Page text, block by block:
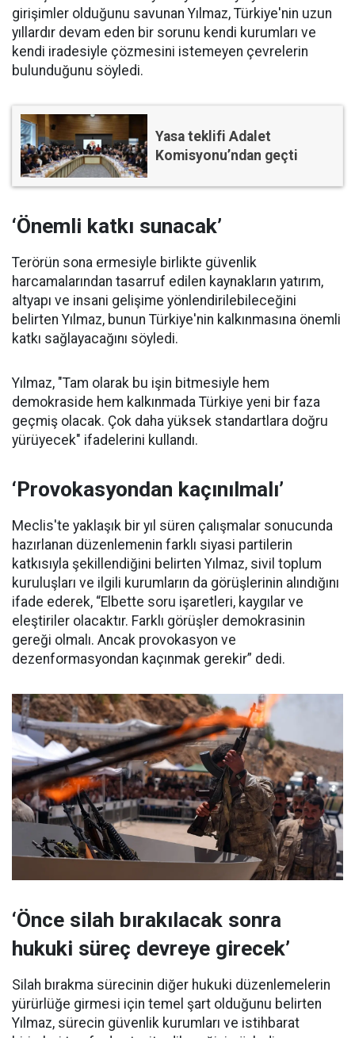
girişimler olduğunu savunan Yılmaz, Türkiye'nin uzun
yıllardır devam eden bir sorunu kendi kurumları ve
kendi iradesiyle çözmesini istemeyen çevrelerin
bulunduğunu söyledi.
Yasa teklifi Adalet
Komisyonu’ndan geçti
‘Önemli katkı sunacak’
Terörün sona ermesiyle birlikte güvenlik
harcamalarından tasarruf edilen kaynakların yatırım,
altyapı ve insani gelişime yönlendirilebileceğini
belirten Yılmaz, bunun Türkiye'nin kalkınmasına önemli
katkı sağlayacağını söyledi.
Yılmaz, "Tam olarak bu işin bitmesiyle hem
demokraside hem kalkınmada Türkiye yeni bir faza
geçmiş olacak. Çok daha yüksek standartlara doğru
yürüyecek" ifadelerini kullandı.
‘Provokasyondan kaçınılmalı’
Meclis'te yaklaşık bir yıl süren çalışmalar sonucunda
hazırlanan düzenlemenin farklı siyasi partilerin
katkısıyla şekillendiğini belirten Yılmaz, sivil toplum
kuruluşları ve ilgili kurumların da görüşlerinin alındığını
ifade ederek, “Elbette soru işaretleri, kaygılar ve
eleştiriler olacaktır. Farklı görüşler demokrasinin
gereği olmalı. Ancak provokasyon ve
dezenformasyondan kaçınmak gerekir” dedi.
‘Önce silah bırakılacak sonra
hukuki süreç devreye girecek’
Silah bırakma sürecinin diğer hukuki düzenlemelerin
yürürlüğe girmesi için temel şart olduğunu belirten
Yılmaz, sürecin güvenlik kurumları ve istihbarat